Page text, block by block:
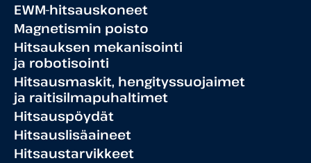
EWM-hitsauskoneet
Magnetismin poisto
Hitsauksen mekanisointi
ja robotisointi
Hitsausmaskit, hengityssuojaimet
ja raitisilmapuhaltimet
Hitsauspöydät
Hitsauslisäaineet
Hitsaustarvikkeet